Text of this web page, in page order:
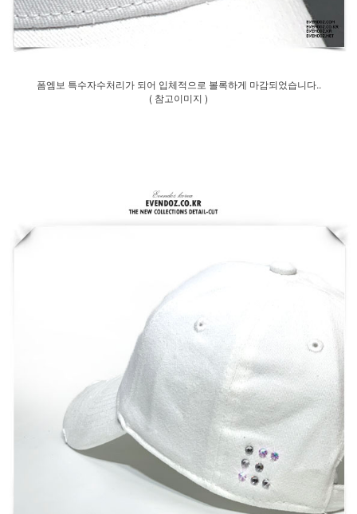
폼엠보 특수자수처리가 되어 입체적으로 볼록하게 마감되었습니다..
( 참고이미지 )